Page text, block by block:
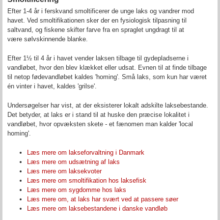
Efter 1-4 år i ferskvand smoltificerer de unge laks og vandrer mod
havet. Ved smoltifikationen sker der en fysiologisk tilpasning til
saltvand, og fiskene skifter farve fra en spraglet ungdragt til at
være sølvskinnende blanke.
Efter 1½ til 4 år i havet vender laksen tilbage til gydepladserne i
vandløbet, hvor den blev klækket eller udsat. Evnen til at finde tilbage
til netop fødevandløbet kaldes 'homing'. Små laks, som kun har været
én vinter i havet, kaldes 'grilse'.
Undersøgelser har vist, at der eksisterer lokalt adskilte laksebestande.
Det betyder, at laks er i stand til at huske den præcise lokalitet i
vandløbet, hvor opvæksten skete - et fænomen man kalder 'local
homing'.
Læs mere om lakseforvaltning i Danmark
Læs mere om udsætning af laks
Læs mere om laksekvoter
Læs mere om smoltifikation hos laksefisk
Læs mere om sygdomme hos laks
Læs mere om, at laks har svært ved at passere søer
Læs mere om laksebestandene i danske vandløb